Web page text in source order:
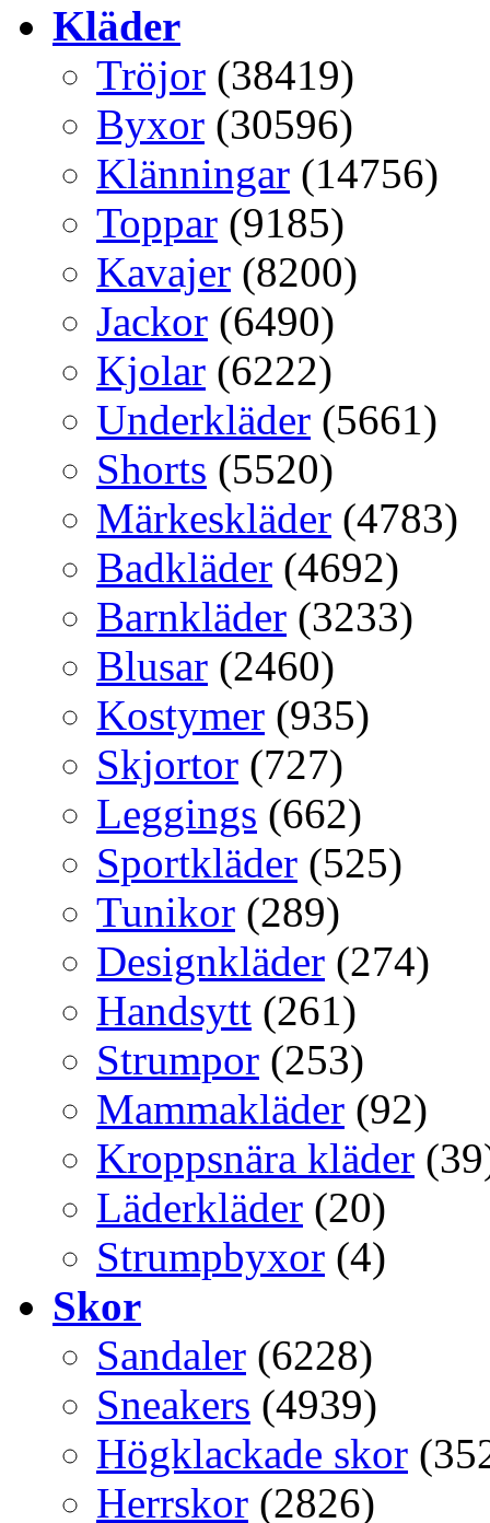
Kläder
Tröjor (38419)
Byxor (30596)
Klänningar (14756)
Toppar (9185)
Kavajer (8200)
Jackor (6490)
Kjolar (6222)
Underkläder (5661)
Shorts (5520)
Märkeskläder (4783)
Badkläder (4692)
Barnkläder (3233)
Blusar (2460)
Kostymer (935)
Skjortor (727)
Leggings (662)
Sportkläder (525)
Tunikor (289)
Designkläder (274)
Handsytt (261)
Strumpor (253)
Mammakläder (92)
Kroppsnära kläder
Läderkläder (20)
Strumpbyxor (4)
Skor
Sandaler (6228)
Sneakers (4939)
Högklackade skor
Herrskor (2826)